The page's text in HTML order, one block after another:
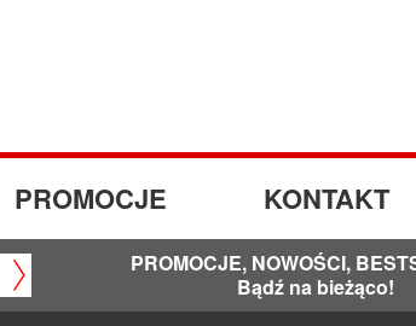
PROMOCJE KONTAKT
PROMOCJE, NOWOŚCI,
Bądź na bieżąco!